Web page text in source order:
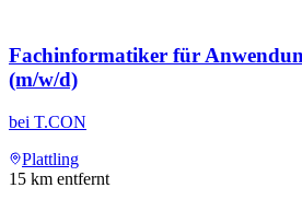
Fachinformatiker für
(m/w/d)
bei T.CON
Plattling
15 km entfernt